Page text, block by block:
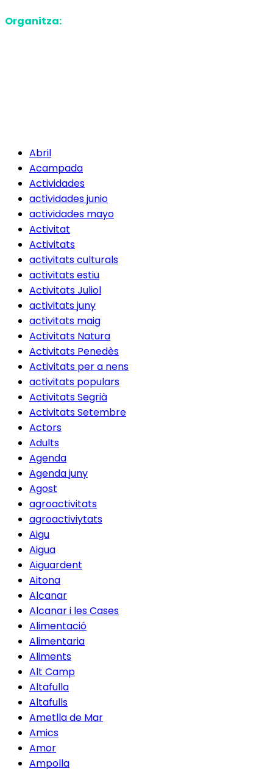
Organitza:
Abril
Acampada
Actividades
actividades junio
actividades mayo
Activitat
Activitats
activitats culturals
activitats estiu
Activitats Juliol
activitats juny
activitats maig
Activitats Natura
Activitats Penedès
Activitats per a nens
activitats populars
Activitats Segrià
Activitats Setembre
Actors
Adults
Agenda
Agenda juny
Agost
agroactivitats
agroactiviytats
Aigu
Aigua
Aiguardent
Aitona
Alcanar
Alcanar i les Cases
Alimentació
Alimentaria
Aliments
Alt Camp
Altafulla
Altafulls
Ametlla de Mar
Amics
Amor
Ampolla